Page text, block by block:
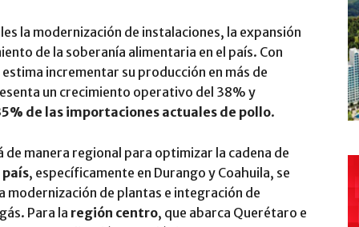
la modernización de instalaciones, la expansión
de la soberanía alimentaria en el país. Con
incrementar su producción en más de
un crecimiento operativo del 38% y
de las importaciones actuales de pollo.
manera regional para optimizar la cadena de
, específicamente en Durango y Coahuila, se
de plantas e integración de
Para la región centro, que abarca Querétaro e